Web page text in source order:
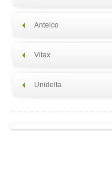
Antelco
Vitax
Unidelta